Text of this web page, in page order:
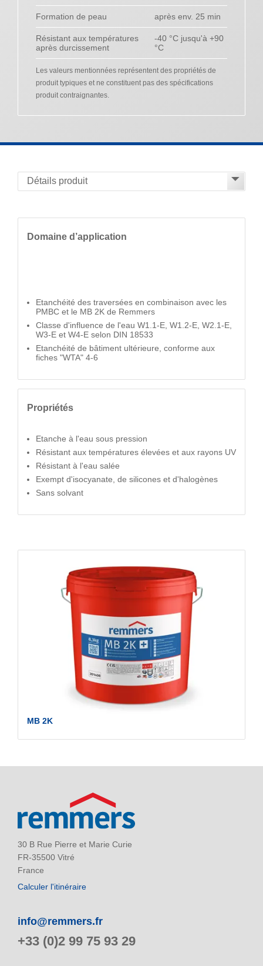
Formation de peau après env. 25 min
Résistant aux températures
après durcissement
-40 °C jusqu'à +90
°C
Les valeurs mentionnées représentent des propriétés de
produit typiques et ne constituent pas des spécifications
produit contraignantes.
Domaine d’application
Etanchéité des traversées en combinaison avec les
PMBC et le MB 2K de Remmers
Classe d'influence de l'eau W1.1-E, W1.2-E, W2.1-E,
W3-E et W4-E selon DIN 18533
Etanchéité de bâtiment ultérieure, conforme aux
fiches "WTA" 4-6
Propriétés
Etanche à l'eau sous pression
Résistant aux températures élevées et aux rayons UV
Résistant à l'eau salée
Exempt d'isocyanate, de silicones et d'halogènes
Sans solvant
MB 2K
30 B Rue Pierre et Marie Curie
FR-35500 Vitré
France
Calculer l'itinéraire
info@remmers.fr
+33 (0)2 99 75 93 29